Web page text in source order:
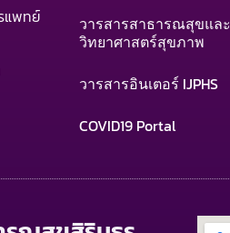
แพทย์
วารสารสาธารณสุขและ
วิทยาศาสตร์สุขภาพ
วารสารอินเตอร์ IJPHS
COVID19 Portal